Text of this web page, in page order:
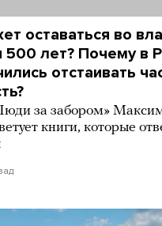
оставаться во
500 лет? Почему в
отстаивать
за забором»
книги, которые